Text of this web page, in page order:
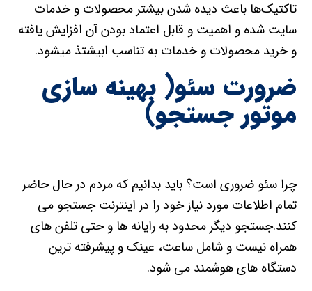
تاکتیک‌ها باعث دیده شدن بیشتر محصولات و خدمات
سایت شده و اهمیت و قابل اعتماد بودن آن افزایش یافته
و خرید محصولات و خدمات به تناسب ابیشتذ میشود.
ضرورت سئو( بهینه سازی
موتور جستجو)
چرا سئو ضروری است؟ باید بدانیم که مردم در حال حاضر
تمام اطلاعات مورد نیاز خود را در اینترنت جستجو می
کنند.جستجو دیگر محدود به رایانه ها و حتی تلفن های
همراه نیست و شامل ساعت، عینک و پیشرفته ترین
دستگاه های هوشمند می شود.